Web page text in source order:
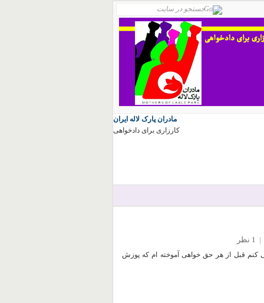
مادران پارک لاله ایران
کارزاری برای دادخواهی
| 1 نظر
قبل از هر حق خواهی آموخته ام که پوزش